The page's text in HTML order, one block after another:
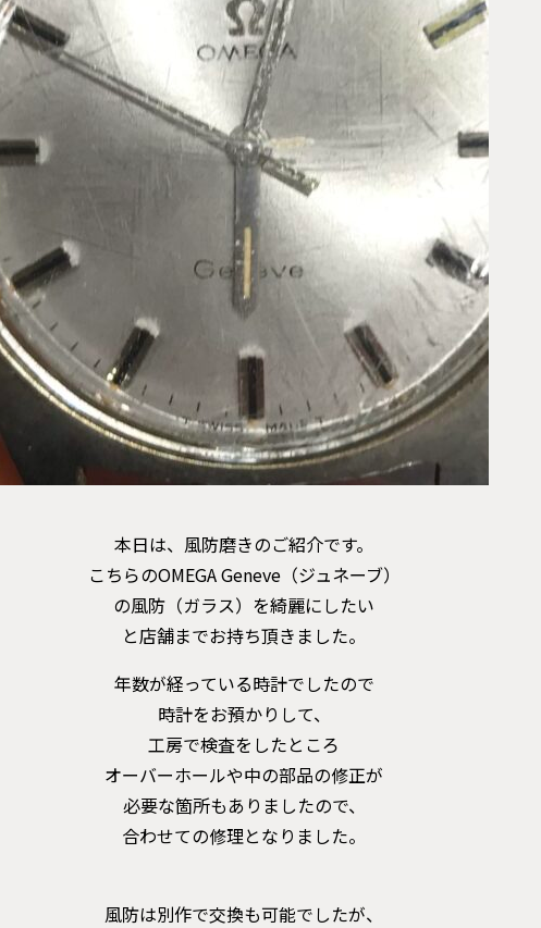
本日は、風防磨きのご紹介です。
こちらのOMEGA Geneve（ジュネーブ）
の風防（ガラス）を綺麗にしたい
と店舗までお持ち頂きました。
年数が経っている時計でしたので
時計をお預かりして、
工房で検査をしたところ
オーバーホールや中の部品の修正が
必要な箇所もありましたので、
合わせての修理となりました。
風防は別作で交換も可能でしたが、